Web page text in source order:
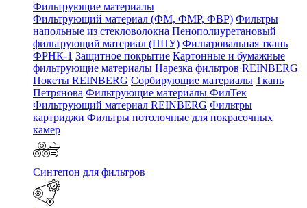
Фильтрующие материалы
Фильтрующий материал (ФМ, ФМР, ФВР) Фильтры
напольные из стекловолокна Пенополиуретановый
фильтрующий материал (ППУ) Фильтровальная ткань
ФРНК-1 Защитное покрытие Картонные и бумажные
фильтрующие материалы Нарезка фильтров REINBERG
Покеты REINBERG Сорбирующие материалы Ткань
Петрянова Фильтрующие материалы ФилТек
Фильтрующий материал REINBERG Фильтры
картриджи Фильтры потолочные для покрасочных
камер
Синтепон для фильтров